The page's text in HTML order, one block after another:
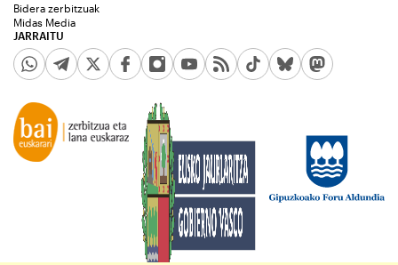
JARRAITU
Bidera zerbitzuak
Midas Media